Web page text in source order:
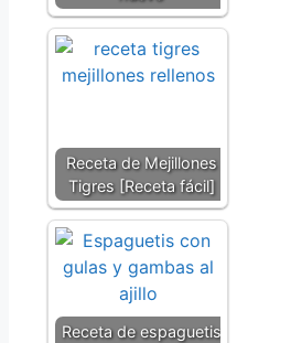
Receta de Mejillones
Tigres [Receta fácil]
Receta de espaguetis